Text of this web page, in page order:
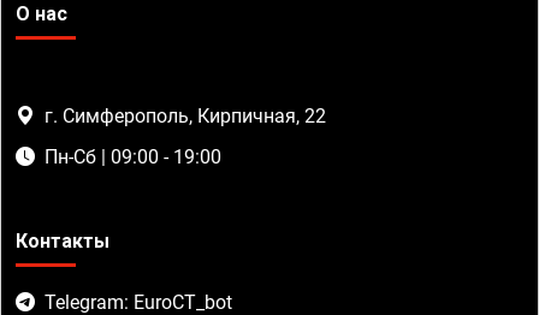
О нас
г. Симферополь, Кирпичная, 22
Пн-Сб | 09:00 - 19:00
Контакты
Telegram: EuroCT_bot